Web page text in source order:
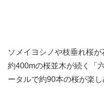
ソメイヨシノや枝垂れ桜が
約400mの桜並木が続く「
ータルで約90本の桜が楽し